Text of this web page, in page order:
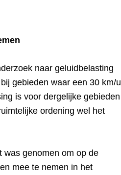
naar geluidbelasting
gebieden waar een 30 km/u
is voor dergelijke gebieden
ordening wel het
was genomen om op de
mee te nemen in het